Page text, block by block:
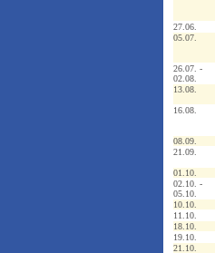
27.06.
05.07.
26.07. -
02.08.
13.08.
16.08.
08.09.
21.09.
01.10.
02.10. -
05.10.
10.10.
11.10.
18.10.
19.10.
21.10.